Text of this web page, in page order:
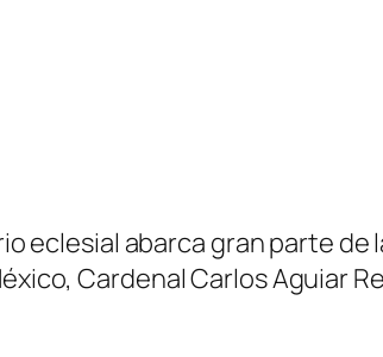
eclesial abarca gran parte de
Cardenal Carlos Aguiar